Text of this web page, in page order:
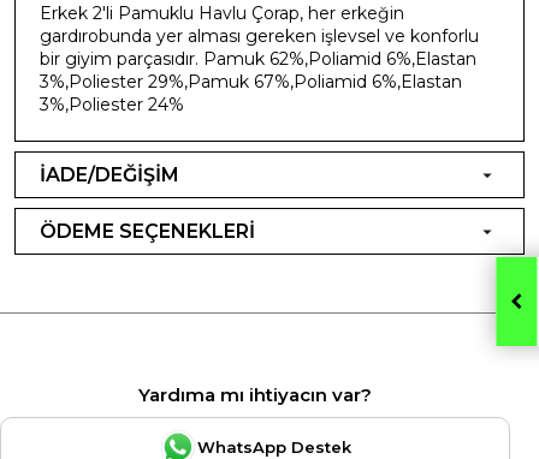
Erkek 2'li Pamuklu Havlu Çorap, her erkeğin
gardırobunda yer alması gereken işlevsel ve konforlu
bir giyim parçasıdır. Pamuk 62%,Poliamid 6%,Elastan
3%,Poliester 29%,Pamuk 67%,Poliamid 6%,Elastan
3%,Poliester 24%
İADE/DEĞİŞİM
ÖDEME SEÇENEKLERİ
Yardıma mı ihtiyacın var?
WhatsApp Destek